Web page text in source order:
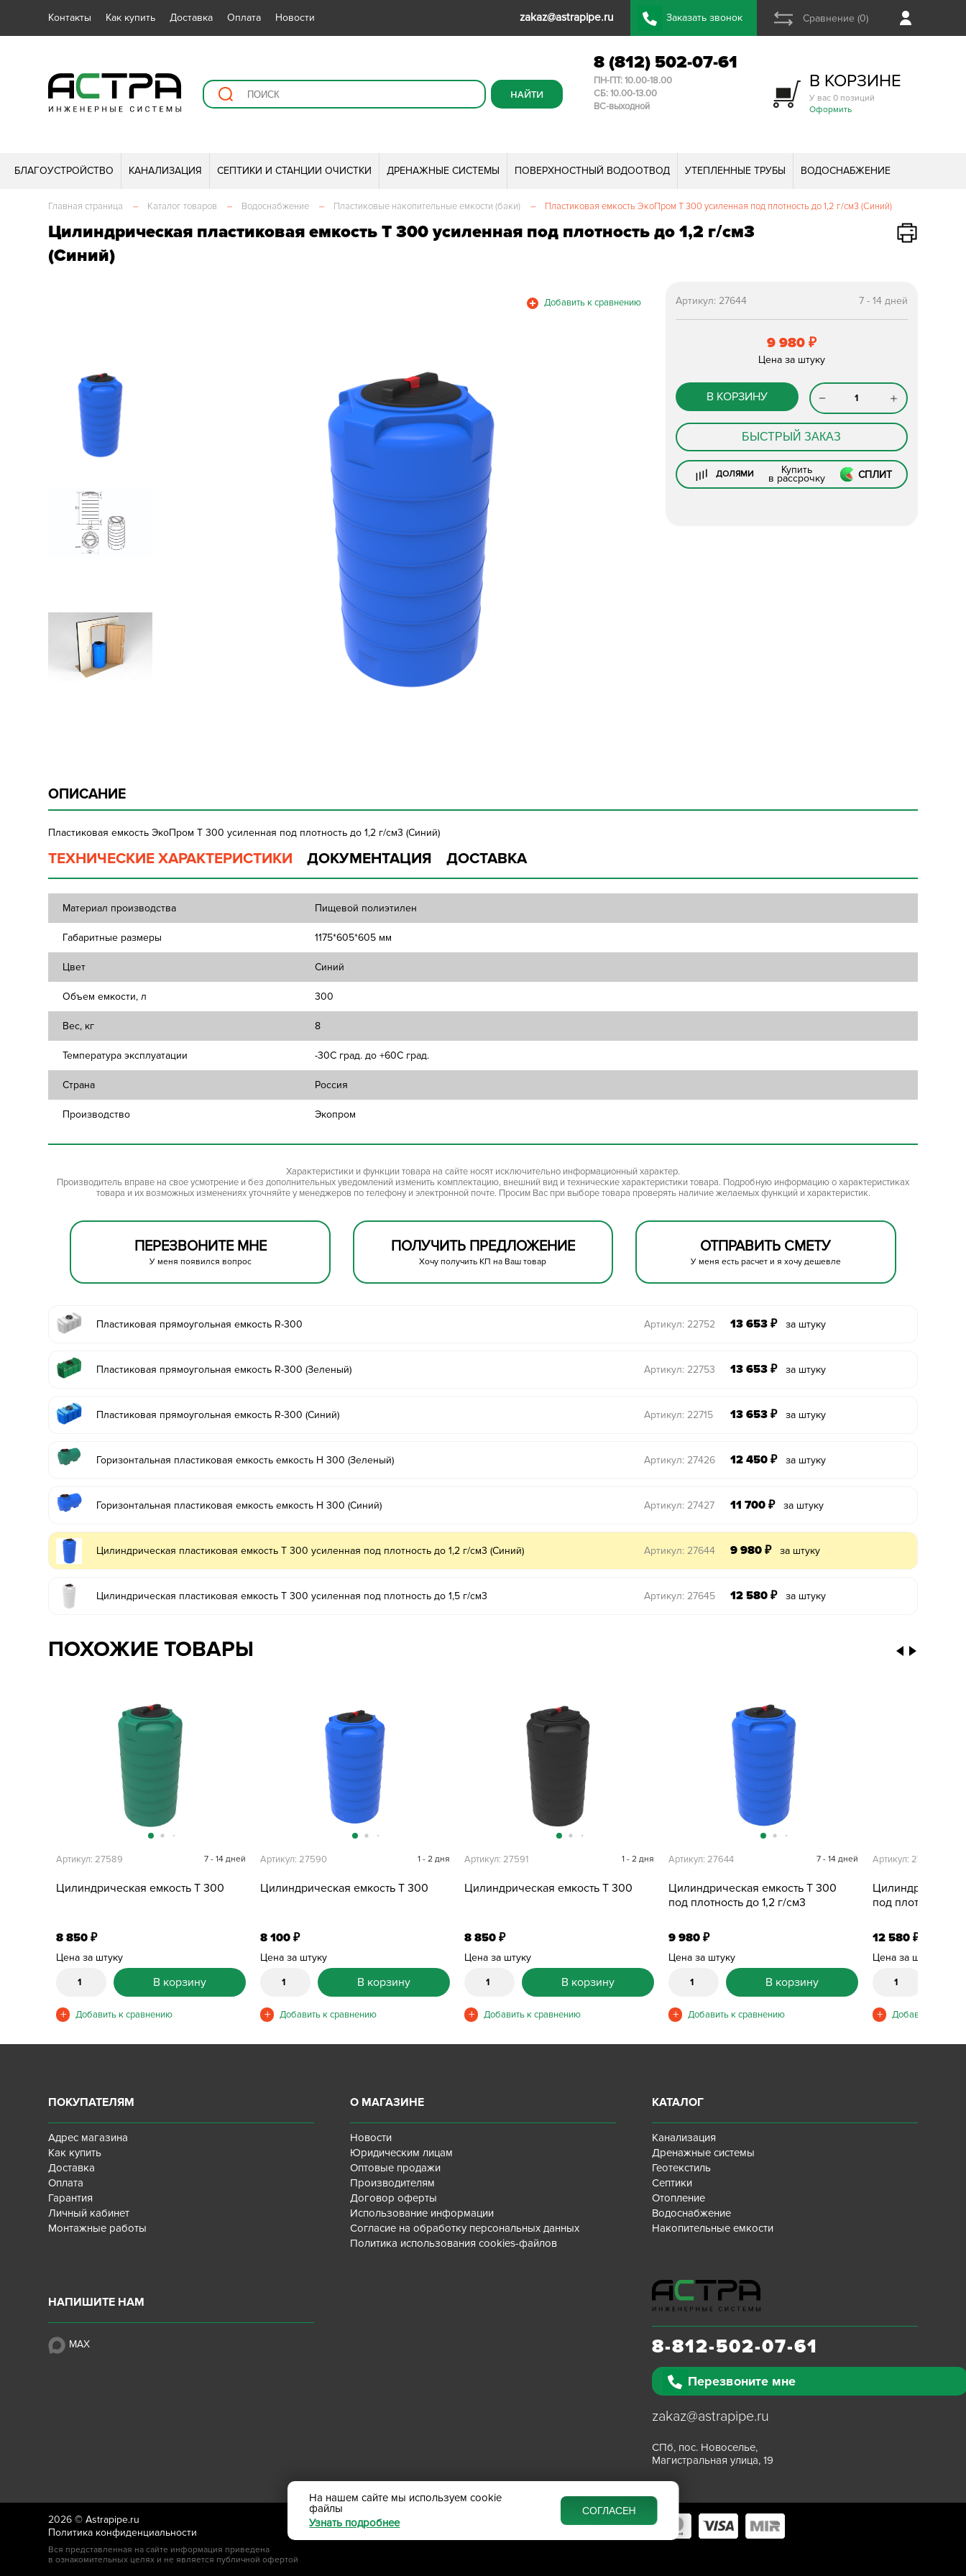
Контакты Как купить Доставка Оплата Новости zakaz@astrapipe.ru Заказать звонок Сравнение (0)
8 (812) 502-07-61
ПН-ПТ: 10.00-18.00
СБ: 10.00-13.00
ВС-выходной
В КОРЗИНЕ
У вас 0 позиций
Оформить
БЛАГОУСТРОЙСТВО КАНАЛИЗАЦИЯ СЕПТИКИ И СТАНЦИИ ОЧИСТКИ ДРЕНАЖНЫЕ СИСТЕМЫ ПОВЕРХНОСТНЫЙ ВОДООТВОД УТЕПЛЕННЫЕ ТРУБЫ ВОДОСНАБЖЕНИЕ
Главная страница – Каталог товаров – Водоснабжение – Пластиковые накопительные емкости (баки) – Пластиковая емкость ЭкоПром T 300 усиленная под плотность до 1,2 г/см3 (Синий)
Цилиндрическая пластиковая емкость T 300 усиленная под плотность до 1,2 г/см3
(Синий)
7 - 14 дней
Артикул:27644
9 980 ₽
Цена за штуку
В КОРЗИНУ
БЫСТРЫЙ ЗАКАЗ
ДОЛЯМИ Купить
в рассрочку СПЛИТ
ОПИСАНИЕ
Пластиковая емкость ЭкоПром T 300 усиленная под плотность до 1,2 г/см3 (Синий)
ТЕХНИЧЕСКИЕ ХАРАКТЕРИСТИКИ ДОКУМЕНТАЦИЯ ДОСТАВКА
Материал производства Пищевой полиэтилен
Габаритные размеры 1175*605*605 мм
Цвет Синий
Объем емкости, л 300
Вес, кг 8
Температура эксплуатации -30C град. до +60C град.
Страна Россия
Производство Экопром
Характеристики и функции товара на сайте носят исключительно информационный характер.
Производитель вправе на свое усмотрение и без дополнительных уведомлений изменить комплектацию, внешний вид и технические характеристики товара. Подробную информацию о характеристиках
товара и их возможных изменениях уточняйте у менеджеров по телефону и электронной почте. Просим Вас при выборе товара проверять наличие желаемых функций и характеристик.
ПЕРЕЗВОНИТЕ МНЕ
У меня появился вопрос
ПОЛУЧИТЬ ПРЕДЛОЖЕНИЕ
Хочу получить КП на Ваш товар
ОТПРАВИТЬ СМЕТУ
У меня есть расчет и я хочу дешевле
Пластиковая прямоугольная емкость R-300 Артикул: 22752 13 653 ₽ за штуку
Пластиковая прямоугольная емкость R-300 (Зеленый) Артикул: 22753 13 653 ₽ за штуку
Пластиковая прямоугольная емкость R-300 (Синий) Артикул: 22715 13 653 ₽ за штуку
Горизонтальная пластиковая емкость емкость H 300 (Зеленый) Артикул: 27426 12 450 ₽ за штуку
Горизонтальная пластиковая емкость емкость H 300 (Синий) Артикул: 27427 11 700 ₽ за штуку
Цилиндрическая пластиковая емкость T 300 усиленная под плотность до 1,2 г/см3 (Синий) Артикул: 27644 9 980 ₽ за штуку
Цилиндрическая пластиковая емкость T 300 усиленная под плотность до 1,5 г/см3 Артикул: 27645 12 580 ₽ за штуку
ПОХОЖИЕ ТОВАРЫ
Цилиндрическая емкость T 300
Артикул: 27589 7 - 14 дней
8 850₽
Цена за штуку
В корзину
Цилиндрическая емкость T 300
Артикул: 27590 1 - 2 дня
8 100₽
Цена за штуку
В корзину
Цилиндрическая емкость T 300
Артикул: 27591 1 - 2 дня
8 850₽
Цена за штуку
В корзину
Цилиндрическая емкость T 300
под плотность до 1,2 г/см3
Артикул: 27644 7 - 14 дней
9 980₽
Цена за штуку
В корзину
Цилиндрическая
под плотность до
Артикул: 27645
12 580₽
Цена за штуку
8-812-502-07-61
Перезвоните мне
zakaz@astrapipe.ru
СПб, пос. Новоселье,
Магистральная улица, 19
ПОКУПАТЕЛЯМ
Адрес магазина
Как купить
Доставка
Оплата
Гарантия
Личный кабинет
Монтажные работы
О МАГАЗИНЕ
Новости
Юридическим лицам
Оптовые продажи
Производителям
Договор оферты
Использование информации
Согласие на обработку персональных данных
Политика использования cookies-файлов
КАТАЛОГ
Канализация
Дренажные системы
Геотекстиль
Септики
Отопление
Водоснабжение
Накопительные емкости
НАПИШИТЕ НАМ
MAX
2026 ©Astrapipe.ru
Политика конфиденциальности
Вся представленная на сайте информация приведена
в ознакомительных целях и не является публичной офертой
На нашем сайте мы используем cookie
файлы
Узнать подробнее
СОГЛАСЕН